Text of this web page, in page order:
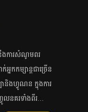
ង​​​ការ​​សំណូម​​ពរ​​
ក​​កម្សាន្ត​​ជា​​ច្រើន​​
និង​​ហ្វូ​ណន​​ ក្នុង​​ការ​
ញ្ចូល​​នគរ​​ទាំង​​ពីរ​…